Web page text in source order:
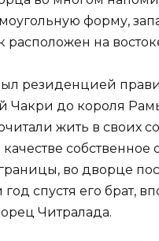
форму,
расположен на
резиденцией
Чакри до короля
жить в своих
собственное
во дворце
спустя его брат,
Читралада.